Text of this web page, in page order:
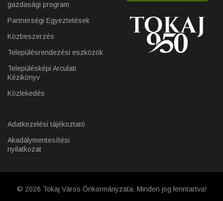
gazdasági program
Partnerségi Egyeztetések
Közbeszerzés
Településrendezési eszközök
Településképi Arculati
Kézikönyv
Közlekedés
Adatkezelési tájékoztató
Akadálymentesítési
nyilatkozat
© 2026 Tokaj Város Önkormányzata. Minden jog fenntartva!